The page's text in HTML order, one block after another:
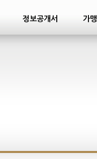
정보공개서 가